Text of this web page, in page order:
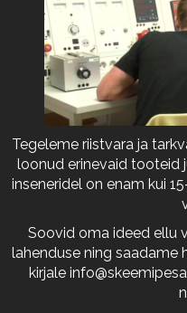
Tegeleme riistvara ja
loonud erinevaid tooteid
inseneridel on enam kui
Soovid oma ideed ellu
lahenduse ning saadame
kirjale